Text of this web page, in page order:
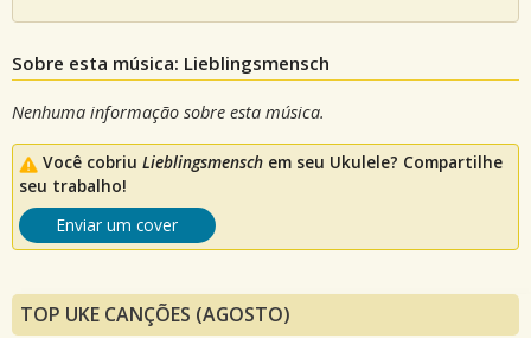
Sobre esta música: Lieblingsmensch
Nenhuma informação sobre esta música.
Você cobriu Lieblingsmensch em seu Ukulele? Compartilhe
seu trabalho!
Enviar um cover
TOP UKE CANÇÕES (AGOSTO)